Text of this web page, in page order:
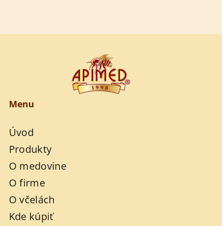
Menu
Úvod
Produkty
O medovine
O firme
O včelách
Kde kúpiť